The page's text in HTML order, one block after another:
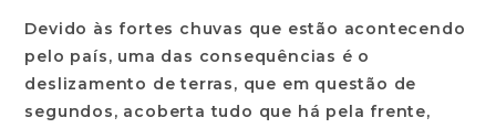
Devido às fortes chuvas que estão acontecendo
pelo país, uma das consequências é o
deslizamento de terras, que em questão de
segundos, acoberta tudo que há pela frente,